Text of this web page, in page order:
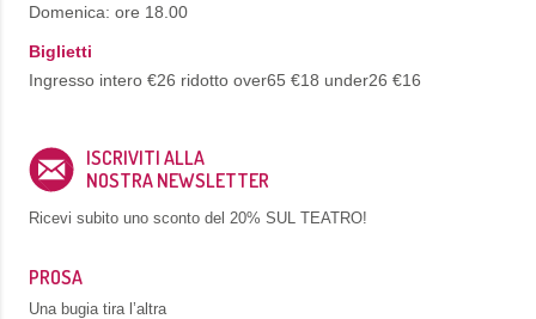
Domenica: ore 18.00
Biglietti
Ingresso intero €26 ridotto over65 €18 under26 €16
ISCRIVITI ALLA
NOSTRA NEWSLETTER
Ricevi subito uno sconto del 20% SUL TEATRO!
PROSA
Una bugia tira l’altra